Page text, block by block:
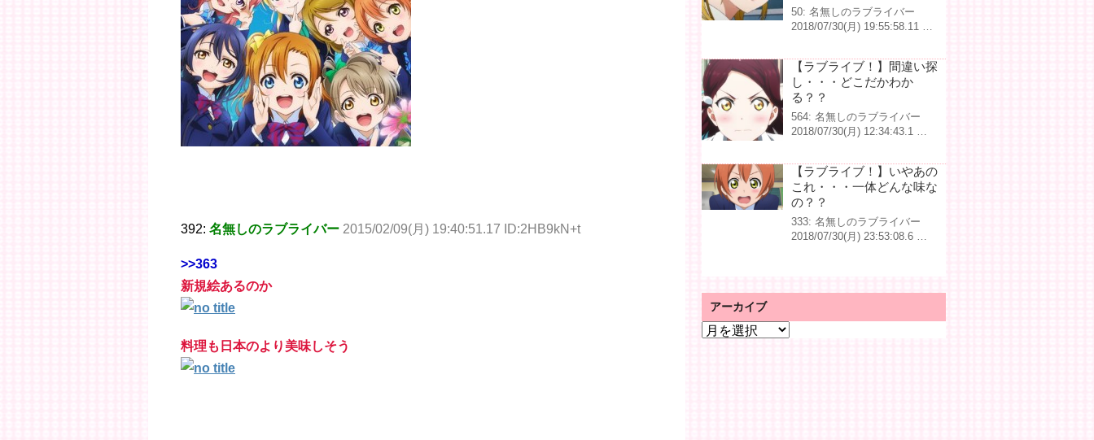
392: 名無しのラブライバー 2015/02/09(月) 19:40:51.17 ID:2HB9kN+t
>>363
新規絵あるのか
料理も日本のより美味しそう
50: 名無しのラブライバー
2018/07/30(月) 19:55:58.11 …
【ラブライブ！】間違い探
し・・・どこだかわか
る？？
564: 名無しのラブライバー
2018/07/30(月) 12:34:43.1 …
【ラブライブ！】いやあの
これ・・・一体どんな味な
の？？
333: 名無しのラブライバー
2018/07/30(月) 23:53:08.6 …
アーカイブ
ア